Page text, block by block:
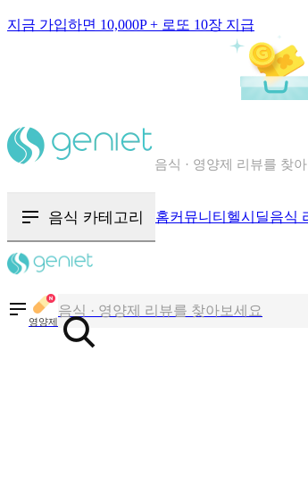
지금 가입하면 10,000P + 로또 10장 지급
칼로리와 영양성분을 검색
음식 카테고리 홈커뮤니티 헬시딜음식
영양제
칼로리와 영양성분을 검색해보세요
혈당 · 다이어트 음식 검색해보세요